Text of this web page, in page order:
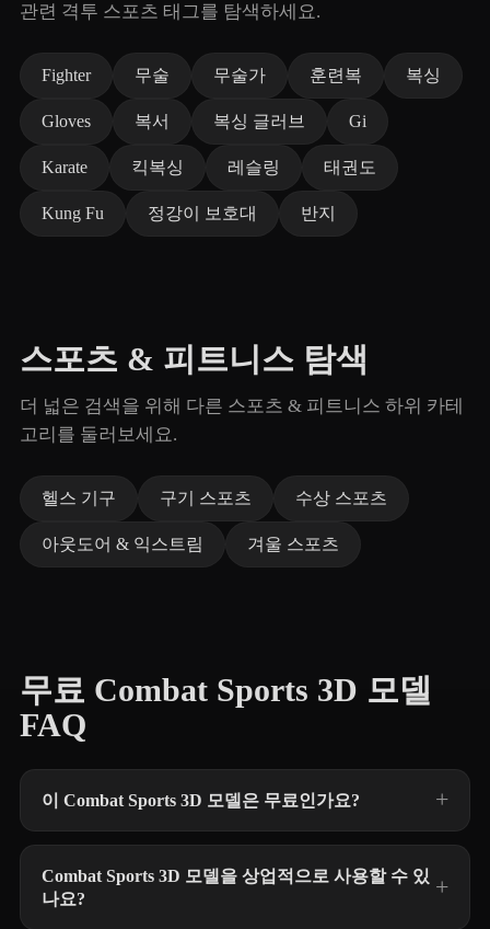
관련 격투 스포츠 태그를 탐색하세요.
Fighter 무술 무술가 훈련복 복싱
Gloves 복서 복싱 글러브 Gi
Karate 킥복싱 레슬링 태권도
Kung Fu 정강이 보호대 반지
스포츠 & 피트니스 탐색
더 넓은 검색을 위해 다른 스포츠 & 피트니스 하위 카테
고리를 둘러보세요.
헬스 기구 구기 스포츠 수상 스포츠
아웃도어 & 익스트림 겨울 스포츠
무료 Combat Sports 3D 모델
FAQ
이 Combat Sports 3D 모델은 무료인가요?
Combat Sports 3D 모델을 상업적으로 사용할 수 있
나요?